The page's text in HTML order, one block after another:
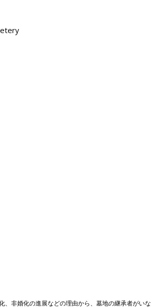
、非婚化の進展などの理由から、墓地の継承者がいな